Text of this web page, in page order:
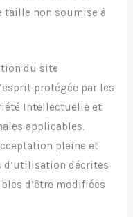
taille non soumise à
du site
protégée par les
Intellectuelle et
applicables.
pleine et
d’utilisation décrites
d’être modifiées